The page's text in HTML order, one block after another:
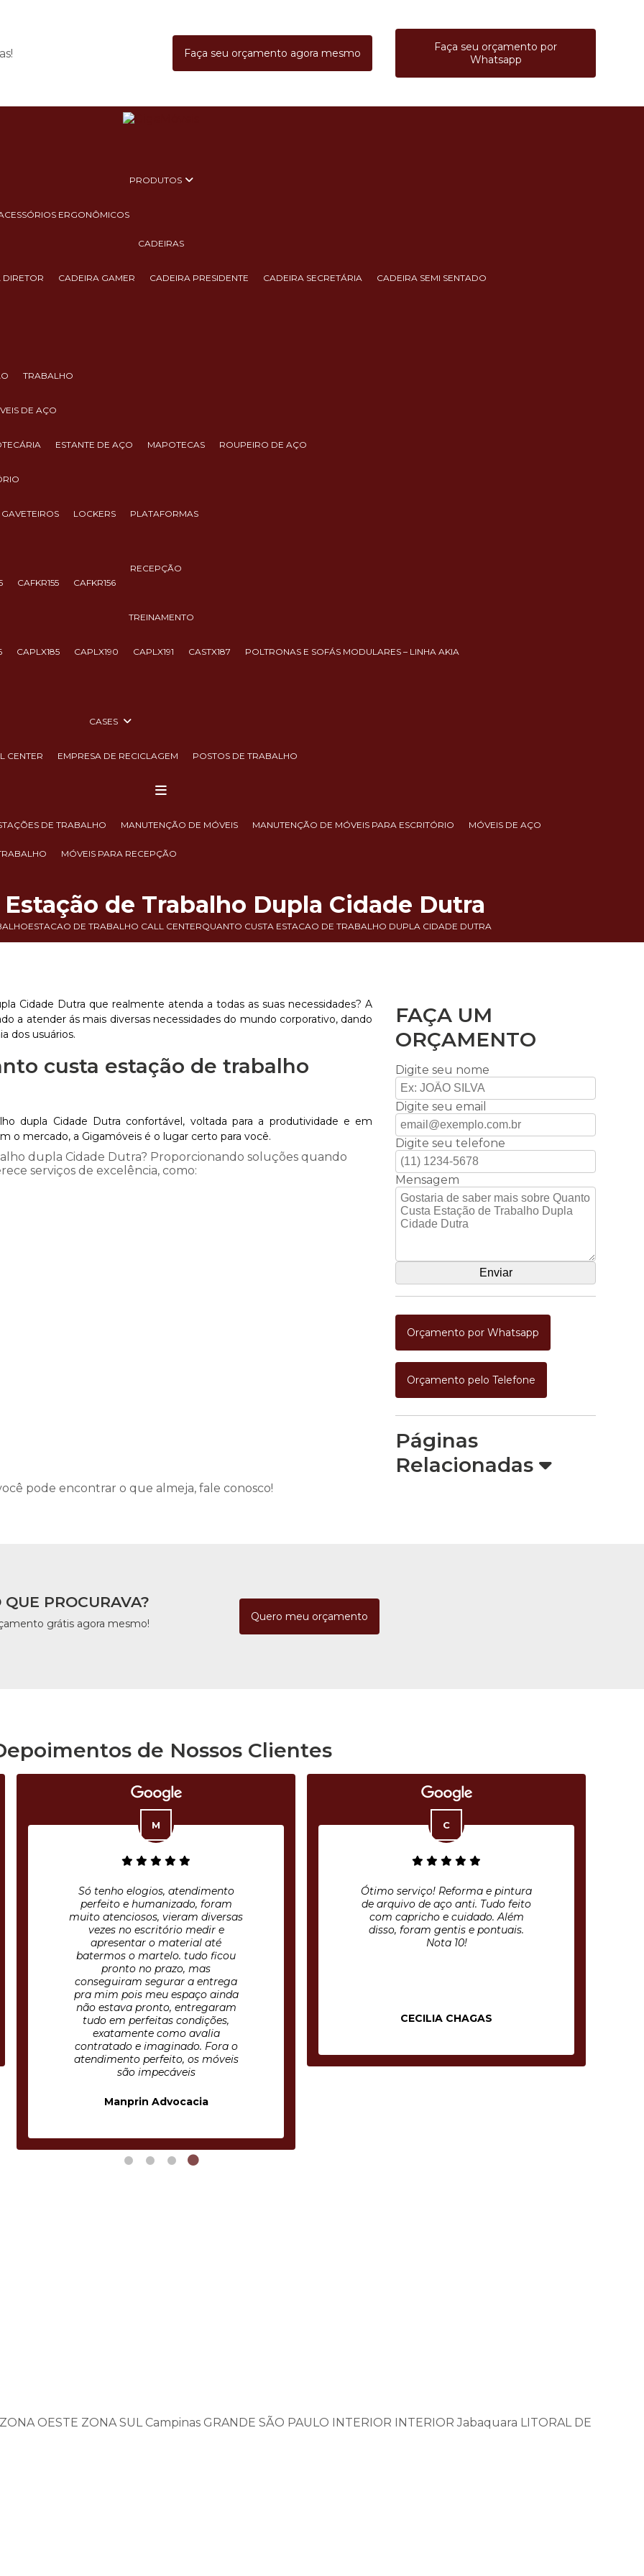
Faça seu orçamento agora mesmo
Faça seu orçamento por
Whatsapp
PRODUTOS
ACESSÓRIOS ERGONÔMICOS
CADEIRAS
DIRETOR CADEIRA GAMER CADEIRA PRESIDENTE CADEIRA SECRETÁRIA CADEIRA SEMI SENTADO
TRABALHO
DE AÇO
ESTANTE DE AÇO MAPOTECAS ROUPEIRO DE AÇO
GAVETEIROS LOCKERS PLATAFORMAS
CAFKR155 CAFKR156
RECEPÇÃO
TREINAMENTO
CAPLX185 CAPLX190 CAPLX191 CASTX187 POLTRONAS E SOFÁS MODULARES – LINHA AKIA
CASES
CENTER EMPRESA DE RECICLAGEM POSTOS DE TRABALHO
DE TRABALHO MANUTENÇÃO DE MÓVEIS MANUTENÇÃO DE MÓVEIS PARA ESCRITÓRIO MÓVEIS DE AÇO
MÓVEIS PARA RECEPÇÃO
ESTACAO DE TRABALHO CALL CENTERQUANTO CUSTA ESTACAO DE TRABALHO DUPLA CIDADE DUTRA
de Trabalho Dupla Cidade Dutra
Cidade Dutra que realmente atenda a todas as suas necessidades? A
a atender ás mais diversas necessidades do mundo corporativo, dando
dos usuários.
custa estação de trabalho
dupla Cidade Dutra confortável, voltada para a produtividade e em
o mercado, a Gigamóveis é o lugar certo para você.
dupla Cidade Dutra? Proporcionando soluções quando
serviços de excelência, como:
pode encontrar o que almeja, fale conosco!
FAÇA UM
ORÇAMENTO
Digite seu nome
Digite seu email
Digite seu telefone
Mensagem
Orçamento por Whatsapp
Orçamento pelo Telefone
Páginas
Relacionadas
PROCURAVA?
grátis agora mesmo!
Quero meu orçamento
de Nossos Clientes
foram
diversas
e
até
ficou
móveis
Ótimo serviço! Reforma e pintura
de arquivo de aço anti. Tudo feito
com capricho e cuidado. Além
disso, foram gentis e pontuais.
CECILIA CHAGAS
Excelente atendimento, desde o
envio do orçamento, elaboração
do projeto, entrega e montagem
antes de prazo, nota 10!!! Estão de
ZONA OESTE ZONA SUL Campinas GRANDE SÃO PAULO INTERIOR INTERIOR Jabaquara LITORAL DE